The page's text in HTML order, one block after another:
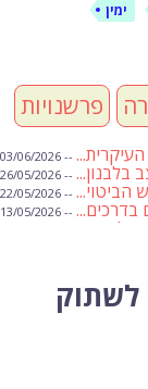
ימין
פרשנויות
-- 03/06/2026
בלבנון... -- 26/05/2026
הביטוי... -- 22/05/2026
בדרכים... -- 13/05/2026
לדעאש
על חוק... -- 19/04/2026
פרשת הת... -- 17/04/2026
הטיל....
ת...
לשתוק